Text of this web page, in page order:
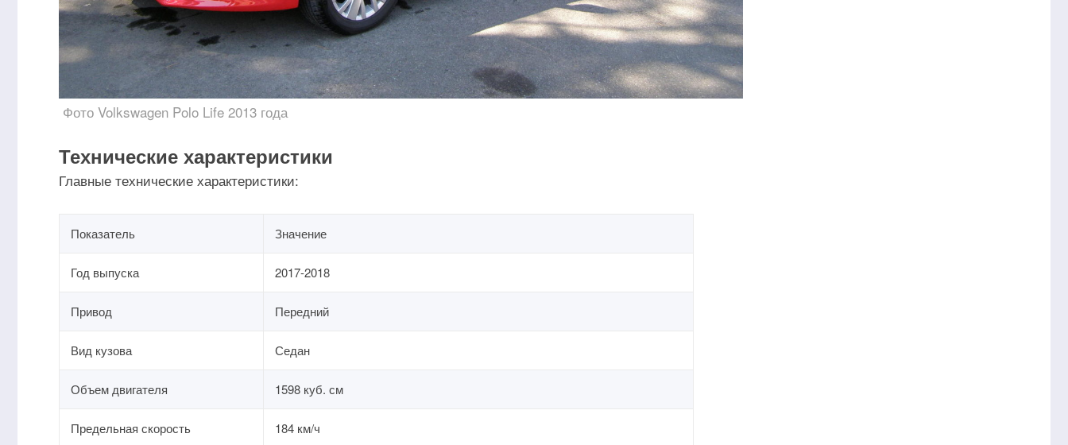
Фото Volkswagen Polo Life 2013 года
Технические характеристики
Главные технические характеристики:
Показатель Значение
Год выпуска 2017-2018
Привод Передний
Вид кузова Седан
Объем двигателя 1598 куб. см
Предельная скорость 184 км/ч